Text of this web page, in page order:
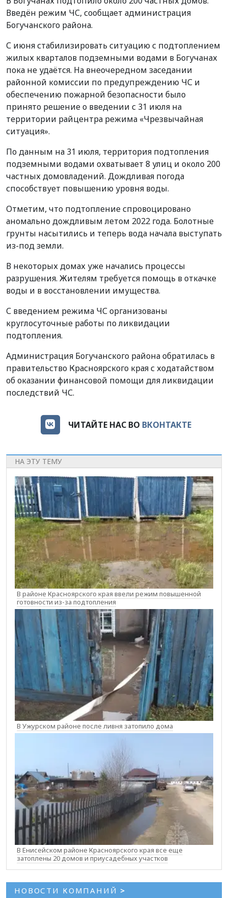
Введён режим ЧС, сообщает администрация
Богучанского района.
С июня стабилизировать ситуацию с подтоплением
жилых кварталов подземными водами в Богучанах
пока не удаётся. На внеочередном заседании
районной комиссии по предупреждению ЧС и
обеспечению пожарной безопасности было
принято решение о введении с 31 июля на
территории райцентра режима «Чрезвычайная
ситуация».
По данным на 31 июля, территория подтопления
подземными водами охватывает 8 улиц и около 200
частных домовладений. Дождливая погода
способствует повышению уровня воды.
Отметим, что подтопление спровоцировано
аномально дождливым летом 2022 года. Болотные
грунты насытились и теперь вода начала выступать
из-под земли.
В некоторых домах уже начались процессы
разрушения. Жителям требуется помощь в откачке
воды и в восстановлении имущества.
С введением режима ЧС организованы
круглосуточные работы по ликвидации
подтопления.
Администрация Богучанского района обратилась в
правительство Красноярского края с ходатайством
об оказании финансовой помощи для ликвидации
последствий ЧС.
ЧИТАЙТЕ НАС ВО ВКОНТАКТЕ
НА ЭТУ ТЕМУ
В районе Красноярского края ввели режим повышенной
готовности из-за подтопления
В Ужурском районе после ливня затопило дома
В Енисейском районе Красноярского края все еще
затоплены 20 домов и приусадебных участков
НОВОСТИ КОМПАНИЙ >